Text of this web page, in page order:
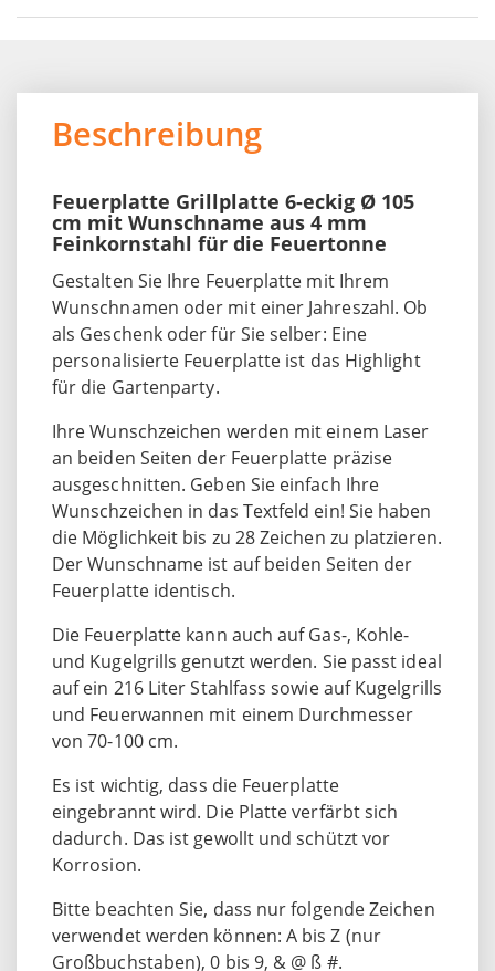
Beschreibung
Feuerplatte Grillplatte 6-eckig Ø 105
cm mit Wunschname aus 4 mm
Feinkornstahl für die Feuertonne
Gestalten Sie Ihre Feuerplatte mit Ihrem
Wunschnamen oder mit einer Jahreszahl. Ob
als Geschenk oder für Sie selber: Eine
personalisierte Feuerplatte ist das Highlight
für die Gartenparty.
Ihre Wunschzeichen werden mit einem Laser
an beiden Seiten der Feuerplatte präzise
ausgeschnitten. Geben Sie einfach Ihre
Wunschzeichen in das Textfeld ein! Sie haben
die Möglichkeit bis zu 28 Zeichen zu platzieren.
Der Wunschname ist auf beiden Seiten der
Feuerplatte identisch.
Die Feuerplatte kann auch auf Gas-, Kohle-
und Kugelgrills genutzt werden. Sie passt ideal
auf ein 216 Liter Stahlfass sowie auf Kugelgrills
und Feuerwannen mit einem Durchmesser
von 70-100 cm.
Es ist wichtig, dass die Feuerplatte
eingebrannt wird. Die Platte verfärbt sich
dadurch. Das ist gewollt und schützt vor
Korrosion.
Bitte beachten Sie, dass nur folgende Zeichen
verwendet werden können: A bis Z (nur
Großbuchstaben), 0 bis 9, & @ ß #.